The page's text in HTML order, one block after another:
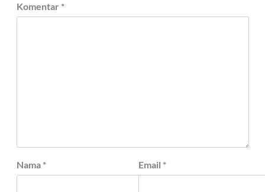
Komentar *
Nama * Email *